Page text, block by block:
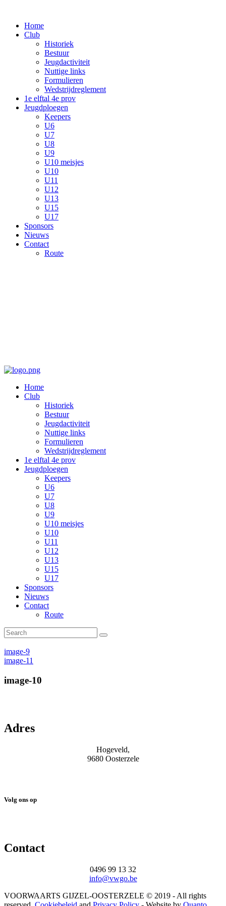
Home
Club
Historiek
Bestuur
Jeugdactiviteit
Nuttige links
Formulieren
Wedstrijdreglement
1e elftal 4e prov
Jeugdploegen
Keepers
U6
U7
U8
U9
U10 meisjes
U10
U11
U12
U13
U15
U17
Sponsors
Nieuws
Contact
Route
Home
Club
Historiek
Bestuur
Jeugdactiviteit
Nuttige links
Formulieren
Wedstrijdreglement
1e elftal 4e prov
Jeugdploegen
Keepers
U6
U7
U8
U9
U10 meisjes
U10
U11
U12
U13
U15
U17
Sponsors
Nieuws
Contact
Route
image-9
image-11
image-10
Adres
Hogeveld,
9680 Oosterzele
Volg ons op
Contact
0496 99 13 32
info@vwgo.be
VOORWAARTS GIJZEL-OOSTERZELE © 2019 - All rights